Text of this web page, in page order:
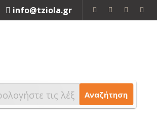
info@tziola.gr
Αναζήτηση